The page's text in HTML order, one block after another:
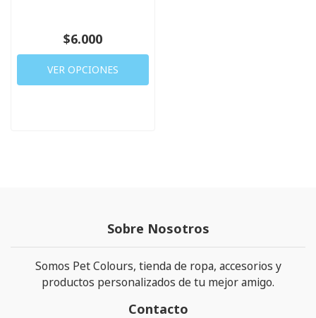
$6.000
VER OPCIONES
Sobre Nosotros
Somos Pet Colours, tienda de ropa, accesorios y
productos personalizados de tu mejor amigo.
Contacto